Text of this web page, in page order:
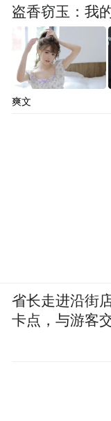
盗香窃玉：我
爽文
省长走进沿街
卡点，与游客